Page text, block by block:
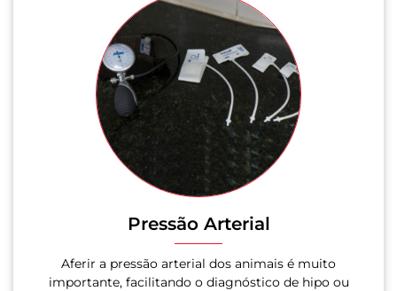
Pressão Arterial
Aferir a pressão arterial dos animais é muito
importante, facilitando o diagnóstico de hipo ou